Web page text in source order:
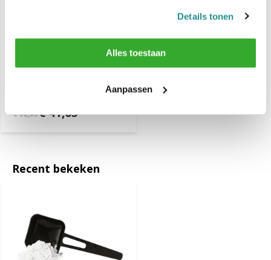
Details tonen
Alles toestaan
Aanpassen
Indola Professional
€ 52,05€ 41,65
Recent bekeken